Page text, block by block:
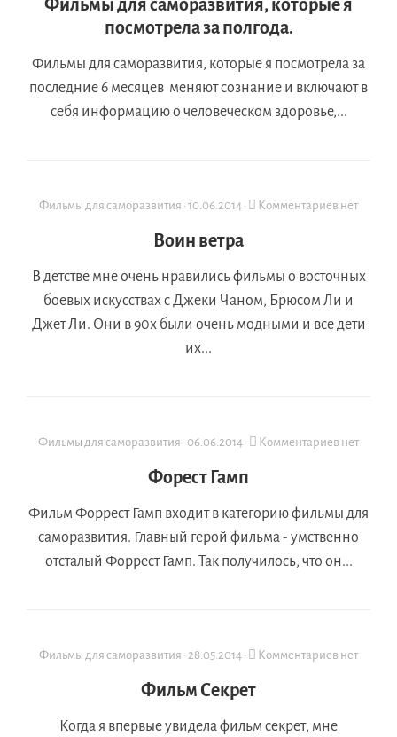
Фильмы для саморазвития, которые я
посмотрела за полгода.
Фильмы для саморазвития, которые я посмотрела за
последние 6 месяцев меняют сознание и включают в
себя информацию о человеческом здоровье,...
Фильмы для саморазвития · 10.06.2014 · Комментариев нет
Воин ветра
В детстве мне очень нравились фильмы о восточных
боевых искусствах с Джеки Чаном, Брюсом Ли и
Джет Ли. Они в 90х были очень модными и все дети
их...
Фильмы для саморазвития · 06.06.2014 · Комментариев нет
Форест Гамп
Фильм Форрест Гамп входит в категорию фильмы для
саморазвития. Главный герой фильма - умственно
отсталый Форрест Гамп. Так получилось, что он...
Фильмы для саморазвития · 28.05.2014 · Комментариев нет
Фильм Секрет
Когда я впервые увидела фильм секрет, мне